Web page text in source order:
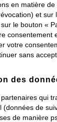
Français
en matière
et sur
le bouton «
consentement
votre
sans
des
qui
(données de
de manière